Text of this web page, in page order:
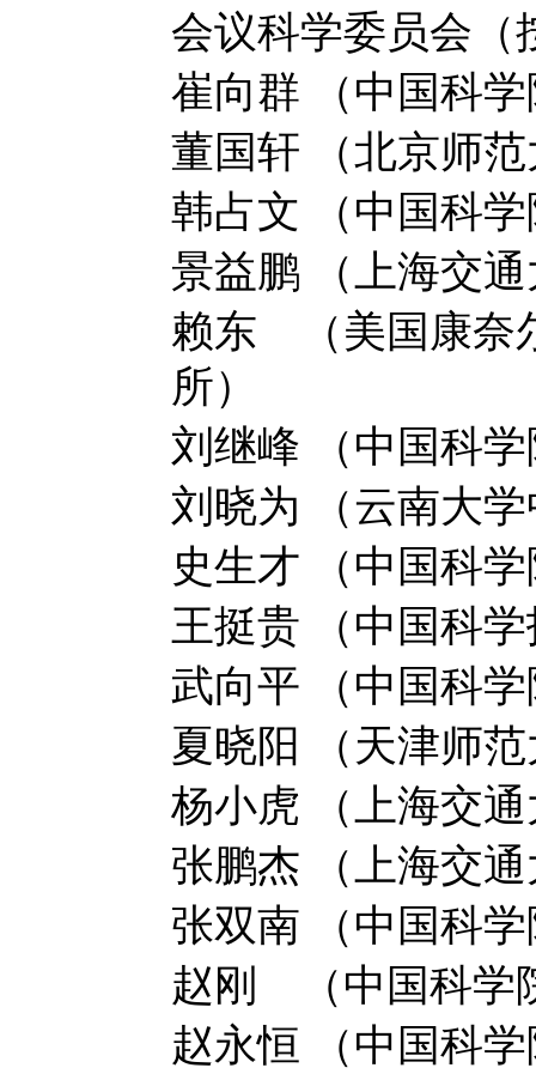
会议科学委员会（
崔向群 （中国科
董国轩 （北京师
韩占文 （中国科
景益鹏 （上海交
赖东 （美国康奈
所）
刘继峰 （中国科
刘晓为 （云南大
史生才 （中国科
王挺贵 （中国科
武向平 （中国科
夏晓阳 （天津师
杨小虎 （上海交
张鹏杰 （上海交
张双南 （中国科
赵刚 （中国科学
赵永恒 （中国科